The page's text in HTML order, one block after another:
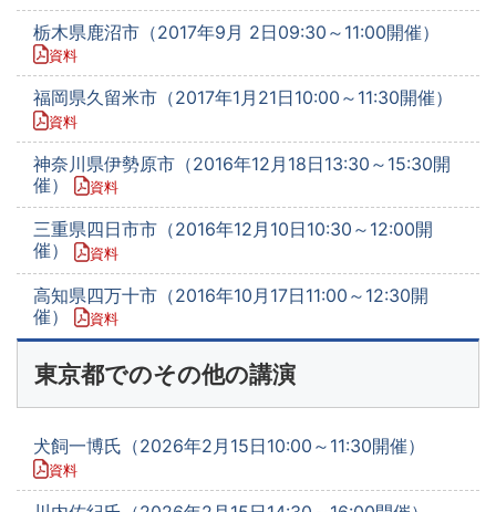
栃木県鹿沼市（2017年9月 2日09:30～11:00開催）
資料
福岡県久留米市（2017年1月21日10:00～11:30開催）
資料
神奈川県伊勢原市（2016年12月18日13:30～15:30開
催）
資料
三重県四日市市（2016年12月10日10:30～12:00開
催）
資料
高知県四万十市（2016年10月17日11:00～12:30開
催）
資料
東京都でのその他の講演
犬飼一博氏（2026年2月15日10:00～11:30開催）
資料